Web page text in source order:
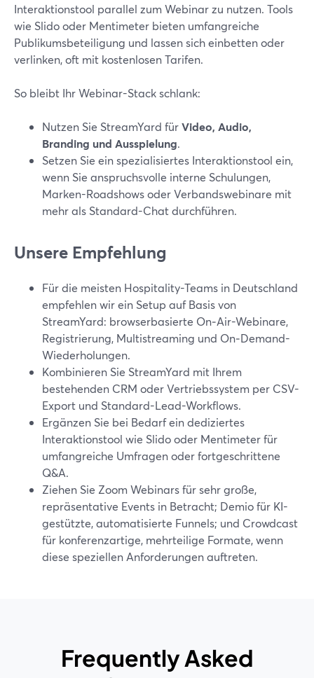
Interaktionstool parallel zum Webinar zu nutzen. Tools
wie Slido oder Mentimeter bieten umfangreiche
Publikumsbeteiligung und lassen sich einbetten oder
verlinken, oft mit kostenlosen Tarifen.
So bleibt Ihr Webinar-Stack schlank:
Nutzen Sie StreamYard fürVideo, Audio,
Branding und Ausspielung.
Setzen Sie ein spezialisiertes Interaktionstool ein,
wenn Sie anspruchsvolle interne Schulungen,
Marken-Roadshows oder Verbandswebinare mit
mehr als Standard-Chat durchführen.
Unsere Empfehlung
Für die meisten Hospitality-Teams in Deutschland
empfehlen wir ein Setup auf Basis von
StreamYard: browserbasierte On‑Air-Webinare,
Registrierung, Multistreaming und On‑Demand-
Wiederholungen.
Kombinieren Sie StreamYard mit Ihrem
bestehenden CRM oder Vertriebssystem per CSV-
Export und Standard-Lead-Workflows.
Ergänzen Sie bei Bedarf ein dediziertes
Interaktionstool wie Slido oder Mentimeter für
umfangreiche Umfragen oder fortgeschrittene
Q&A.
Ziehen Sie Zoom Webinars für sehr große,
repräsentative Events in Betracht; Demio für KI-
gestützte, automatisierte Funnels; und Crowdcast
für konferenzartige, mehrteilige Formate, wenn
diese speziellen Anforderungen auftreten.
Frequently Asked